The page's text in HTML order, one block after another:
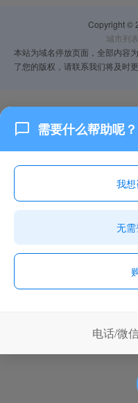
Copyright ©
城市列表
本站为域名停放页面，全部内容
了您的版权，请联系我们将及时
需要什么帮助呢？
我
无
电话/微